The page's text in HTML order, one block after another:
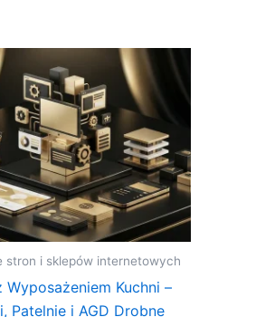
stron i sklepów internetowych
Wyposażeniem Kuchni –
Patelnie i AGD Drobne